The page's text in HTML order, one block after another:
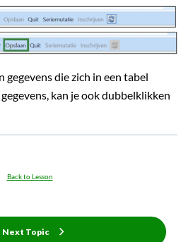
die zich in een tabel
kan je ook dubbelklikken
Back to Lesson
Next Topic